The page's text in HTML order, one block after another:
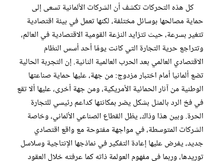
كل هذه التحركات تكشف أن الشركات الألمانية تسعى إلى
حماية مصالحها بوسائل مختلفة، لكنها تعمل في بيئة اقتصادية
تتغير بسرعة، حيث تتزايد النزعة القومية الاقتصادية في العالم،
وتتراجع حرية التجارة التي كانت يومًا أحد أسس النظام
الاقتصادي العالمي بعد الحرب العالمية الثانية. إن التجربة الحالية
تضع ألمانيا أمام اختبار مزدوج: من جهة، عليها حماية صناعتها
الوطنية من آثار الحمائية الأمريكية، ومن جهة أخرى، عليها ألا تقع
في فخ الرد بالمثل بشكل يضر بمكانتها كداعم رئيسي للتجارة
الحرة. وبين هذا وذاك، يظل القطاع الصناعي الألماني، وخاصة
الشركات المتوسطة، في مواجهة مفتوحة مع واقع اقتصادي
جديد، يفرض عليها إعادة التفكير في نماذجها الإنتاجية وسلاسل
توريدها، وربما في مفهوم العولمة ذاته كما عرفته خلال العقود